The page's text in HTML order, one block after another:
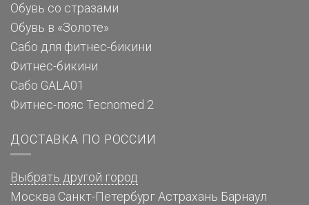
Обувь со стразами
Обувь в «Золоте»
Сабо для фитнес-бикини
Фитнес-бикини
Сабо GALA01
Фитнес-пояс Tecnomed 2
ДОСТАВКА ПО РОССИИ
Выбрать другой город
Москва Санкт-Петербург Астрахань Барнаул